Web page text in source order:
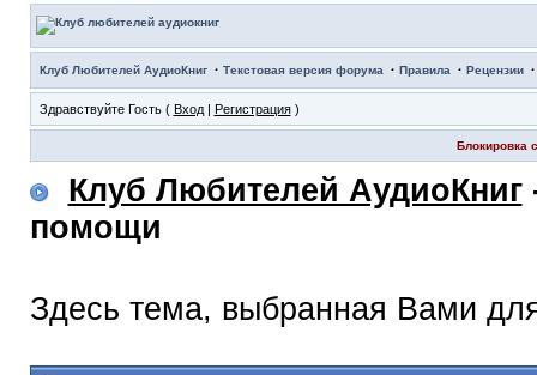
Клуб Любителей АудиоКниг· Текстовая версия форума · Правила · Рецензии
Здравствуйте Гость ( Вход| Регистрация)
Блокировка
Клуб Любителей АудиоКниг
помощи
Здесь тема, выбранная Вами